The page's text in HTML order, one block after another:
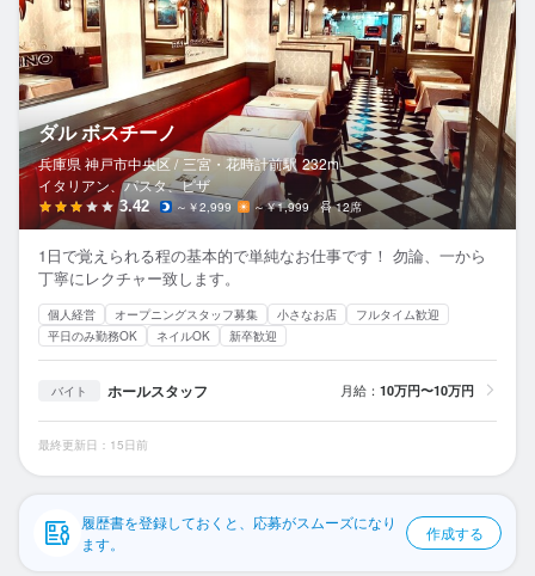
気になる求人
検索履歴・保存した条件
応募履歴
WEB履歴書
スカウト・メルマガ受信設定
ヘルプ・お問い合わせフォーム
食べログ求人PRESS
プライバシーポリシー
利用規約
企業情報
ダル ボスチーノ
兵庫県 神戸市中央区 / 三宮・花時計前駅 232m
イタリアン、パスタ、ピザ
3.42 ～￥2,999 ～￥1,999 12席
1日で覚えられる程の基本的で単純なお仕事です！ 勿論、一から
丁寧にレクチャー致します。
個人経営 オープニングスタッフ募集 小さなお店
フルタイム歓迎
平日のみ勤務OK
ネイルOK 新卒歓迎
バイト ホールスタッフ 月給： 10万円〜10万円
最終更新日：15日前
履歴書を登録しておくと、応募がスムーズになり
ます。
作成する